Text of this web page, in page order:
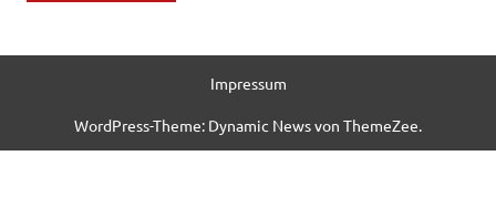
Impressum
WordPress-Theme: Dynamic News von ThemeZee.